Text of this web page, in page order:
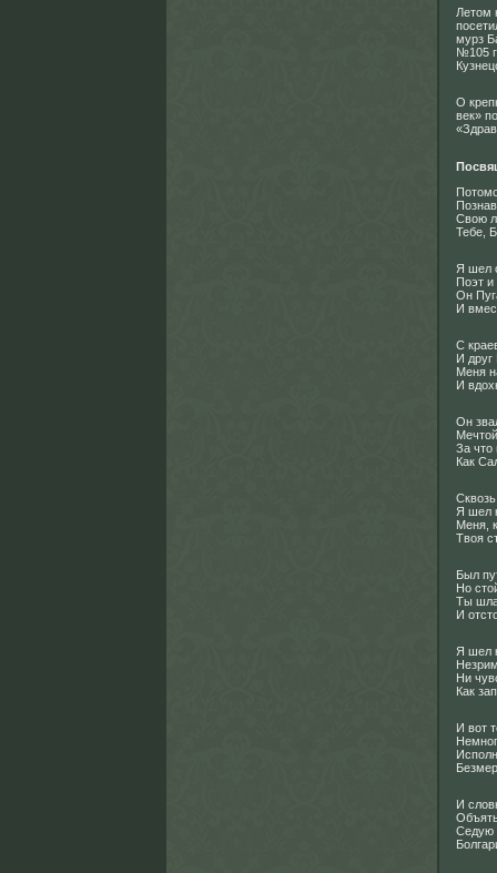
Летом
мурз
№105
О
век»
Свою
Тебе,
Я шел
Поэт и
Он
И
С
И друг
Меня
И
Он
За что
Как
Я шел
Меня,
Твоя
Был
Но
Ты
И
Я шел
Ни
Как
И вот
И
Седую